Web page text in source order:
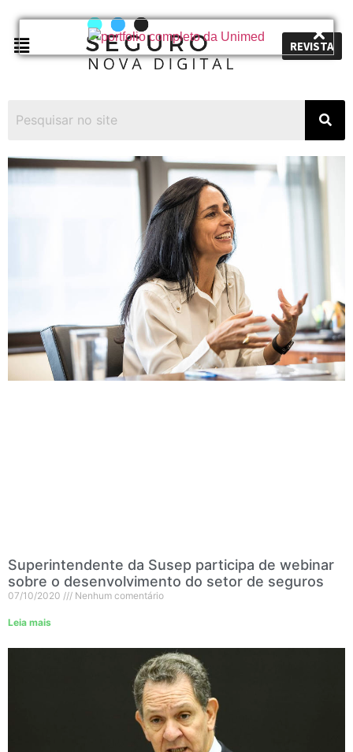
REVISTA
Superintendente da Susep participa de webinar
sobre o desenvolvimento do setor de seguros
07/10/2020 Nenhum comentário
Leia mais